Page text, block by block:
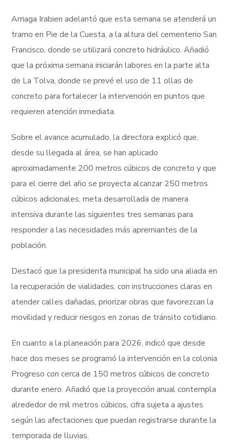
Arriaga Irabien adelantó que esta semana se atenderá un
tramo en Pie de la Cuesta, a la altura del cementerio San
Francisco, donde se utilizará concreto hidráulico. Añadió
que la próxima semana iniciarán labores en la parte alta
de La Tolva, donde se prevé el uso de 11 ollas de
concreto para fortalecer la intervención en puntos que
requieren atención inmediata.
Sobre el avance acumulado, la directora explicó que,
desde su llegada al área, se han aplicado
aproximadamente 200 metros cúbicos de concreto y que
para el cierre del año se proyecta alcanzar 250 metros
cúbicos adicionales, meta desarrollada de manera
intensiva durante las siguientes tres semanas para
responder a las necesidades más apremiantes de la
población.
Destacó que la presidenta municipal ha sido una aliada en
la recuperación de vialidades, con instrucciones claras en
atender calles dañadas, priorizar obras que favorezcan la
movilidad y reducir riesgos en zonas de tránsito cotidiano.
En cuanto a la planeación para 2026, indicó que desde
hace dos meses se programó la intervención en la colonia
Progreso con cerca de 150 metros cúbicos de concreto
durante enero. Añadió que la proyección anual contempla
alrededor de mil metros cúbicos, cifra sujeta a ajustes
según las afectaciones que puedan registrarse durante la
temporada de lluvias.